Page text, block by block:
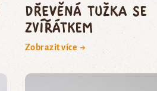
Dřevěná tužka se
zvířátkem
Zobrazit více →